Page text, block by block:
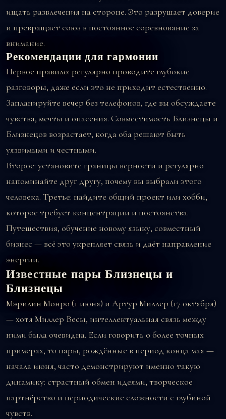
ищать развлечения на стороне. Это разрушает доверие
и превращает союз в постоянное соревнование за
внимание.
Рекомендации для гармонии
Первое правило: регулярно проводите глубокие
разговоры, даже если это не приходит естественно.
Запланируйте вечер без телефонов, где вы обсуждаете
чувства, мечты и опасения. Совместимость Близнецы и
Близнецов возрастает, когда оба решают быть
уязвимыми и честными.
Второе: установите границы верности и регулярно
напоминайте друг другу, почему вы выбрали этого
человека. Третье: найдите общий проект или хобби,
которое требует концентрации и постоянства.
Путешествия, обучение новому языку, совместный
бизнес — всё это укрепляет связь и даёт направление
энергии.
Известные пары Близнецы и
Близнецы
Мэрилин Монро (1 июня) и Артур Миллер (17 октября)
— хотя Миллер Весы, интеллектуальная связь между
ними была очевидна. Если говорить о более точных
примерах, то пары, рождённые в период конца мая —
начала июня, часто демонстрируют именно такую
динамику: страстный обмен идеями, творческое
партнёрство и периодические сложности с глубиной
чувств.